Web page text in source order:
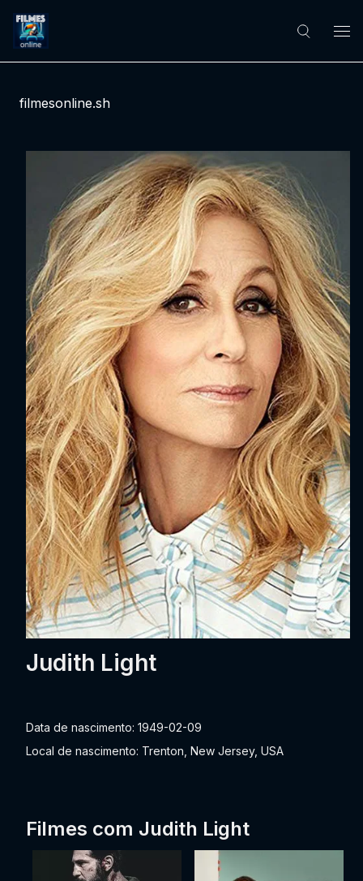
filmesonline.sh
Judith Light
Data de nascimento: 1949-02-09
Local de nascimento: Trenton, New Jersey, USA
Filmes com Judith Light